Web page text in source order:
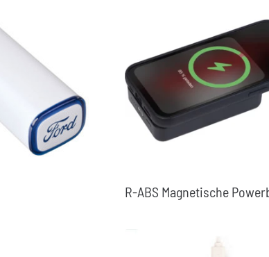
R-ABS Magnetische